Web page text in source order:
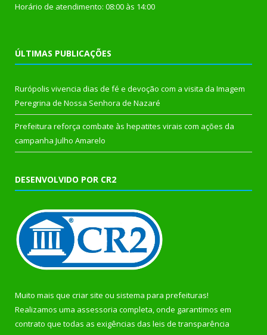
Horário de atendimento: 08:00 às 14:00
ÚLTIMAS PUBLICAÇÕES
Rurópolis vivencia dias de fé e devoção com a visita da Imagem
Peregrina de Nossa Senhora de Nazaré
Prefeitura reforça combate às hepatites virais com ações da
campanha Julho Amarelo
DESENVOLVIDO POR CR2
Muito mais que criar site ou sistema para prefeituras!
Realizamos uma assessoria completa, onde garantimos em
contrato que todas as exigências das leis de transparência